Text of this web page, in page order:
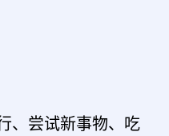
、尝试新事物、吃